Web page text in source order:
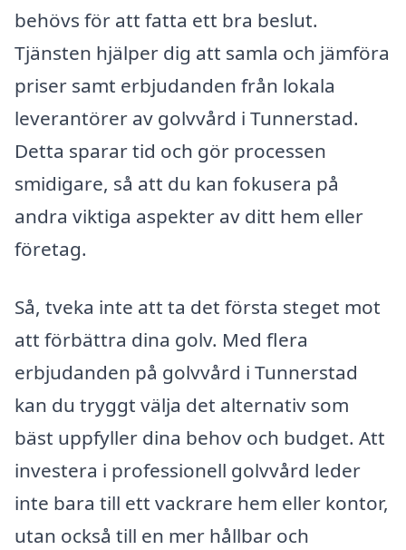
behövs för att fatta ett bra beslut.
Tjänsten hjälper dig att samla och jämföra
priser samt erbjudanden från lokala
leverantörer av golvvård i Tunnerstad.
Detta sparar tid och gör processen
smidigare, så att du kan fokusera på
andra viktiga aspekter av ditt hem eller
företag.
Så, tveka inte att ta det första steget mot
att förbättra dina golv. Med flera
erbjudanden på golvvård i Tunnerstad
kan du tryggt välja det alternativ som
bäst uppfyller dina behov och budget. Att
investera i professionell golvvård leder
inte bara till ett vackrare hem eller kontor,
utan också till en mer hållbar och